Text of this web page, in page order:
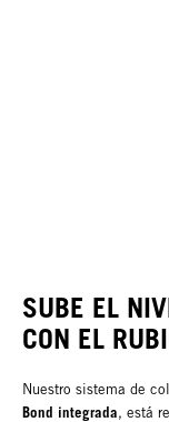
SUBE EL
CON EL
Nuestro sistema de
Bond integrada, está